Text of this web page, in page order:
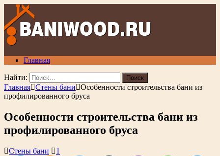
Главная
Найти:
Главная Стены бани
Особенности строительства бани из
профилированного бруса
Особенности строительства бани из
профилированного бруса
Стены бани 1